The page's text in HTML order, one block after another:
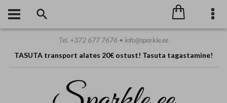
TASUTA transport alates 20€ ostust! Tasuta tagastamine!
Tel. +372 677 7676 • info@sparkle.ee